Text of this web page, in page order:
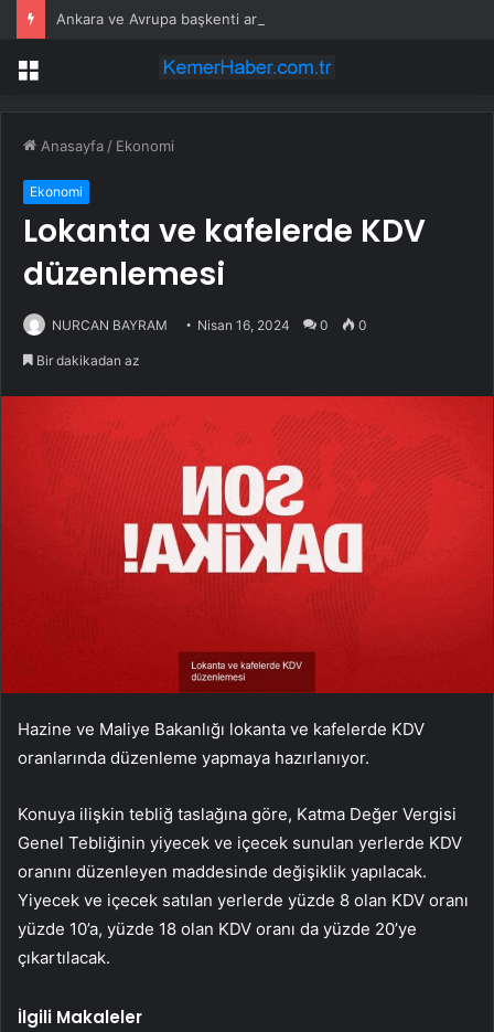
Menü
Anasayfa / Ekonomi
Ekonomi
Lokanta ve kafelerde KDV
düzenlemesi
NURCAN BAYRAM Nisan 16, 2024 0 0
Bir dakikadan az
Hazine ve Maliye Bakanlığı lokanta ve kafelerde KDV
oranlarında düzenleme yapmaya hazırlanıyor.
Konuya ilişkin tebliğ taslağına göre, Katma Değer Vergisi
Genel Tebliğinin yiyecek ve içecek sunulan yerlerde KDV
oranını düzenleyen maddesinde değişiklik yapılacak.
Yiyecek ve içecek satılan yerlerde yüzde 8 olan KDV oranı
yüzde 10’a, yüzde 18 olan KDV oranı da yüzde 20’ye
çıkartılacak.
İlgili Makaleler